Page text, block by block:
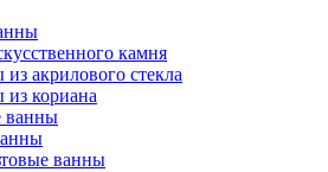
камня
акрилового стекла
кориана
ванны
ванны